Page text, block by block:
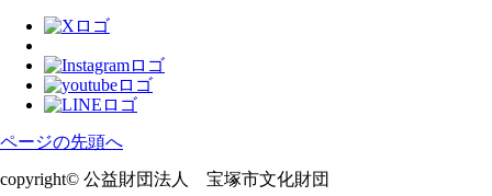
ページの先頭へ
copyright© 公益財団法人 宝塚市文化財団